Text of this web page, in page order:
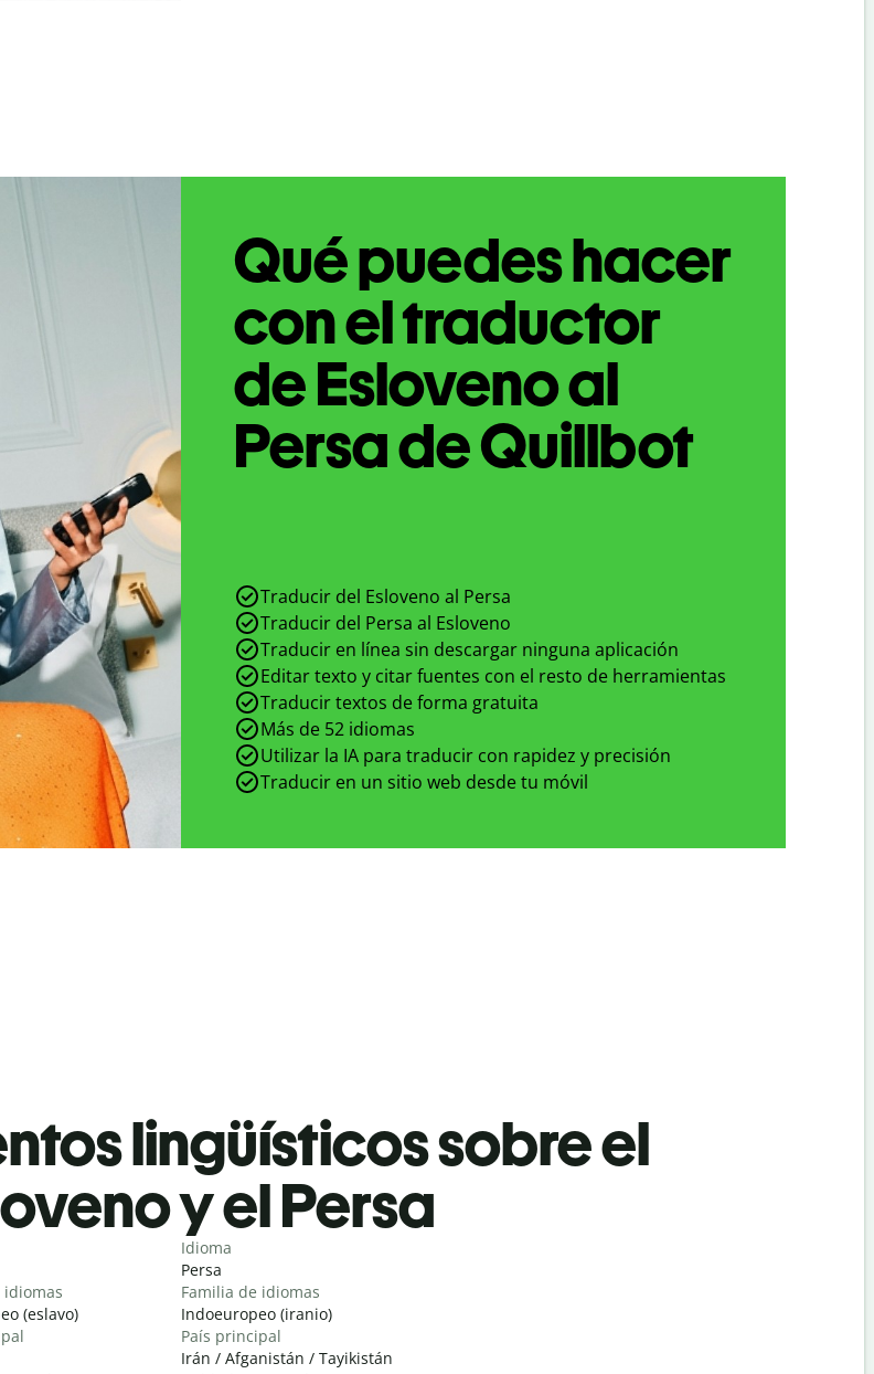
Qué puedes hacer
con el traductor
de Esloveno al
Persa de Quillbot
Traducir del Esloveno al Persa
Traducir del Persa al Esloveno
Traducir en línea sin descargar ninguna aplicación
Editar texto y citar fuentes con el resto de herramientas
Traducir textos de forma gratuita
Más de 52 idiomas
Utilizar la IA para traducir con rapidez y precisión
Traducir en un sitio web desde tu móvil
lingüísticos sobre el
y el Persa
idiomas
(eslavo)
Idioma
Persa
Familia de idiomas
Indoeuropeo (iranio)
País principal
Irán / Afganistán / Tayikistán